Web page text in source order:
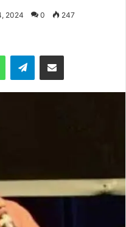
2024 0 247
WhatsAppTelegramShare via Email